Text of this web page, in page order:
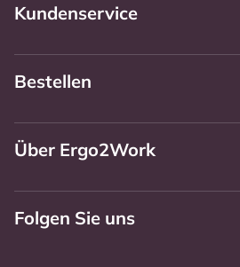
Kundenservice
Bestellen
Über Ergo2Work
Folgen Sie uns